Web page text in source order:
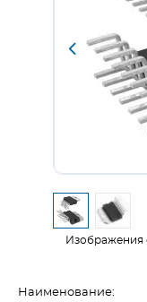
Изображения
Наименование: